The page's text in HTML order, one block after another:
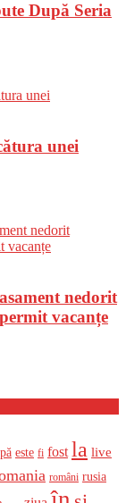
După Seria
unei
nedorit
vacanțe
este fi fost la live
români rusia